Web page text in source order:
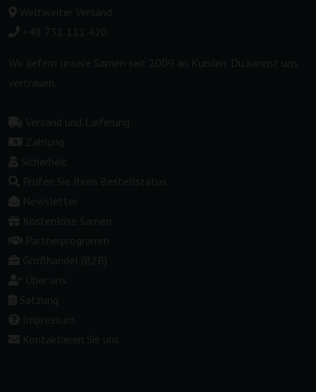
Weltweiter Versand
+48 731 111 420
Wir liefern unsere Samen seit 2009 an Kunden. Du kannst uns
vertrauen.
Versand und Lieferung
Zahlung
Sicherheit
Prüfen Sie Ihren Bestellstatus
Newsletter
Kostenlose Samen
Partnerprogramm
Großhandel (B2B)
Über uns
Satzung
Impressum
Kontaktieren Sie uns